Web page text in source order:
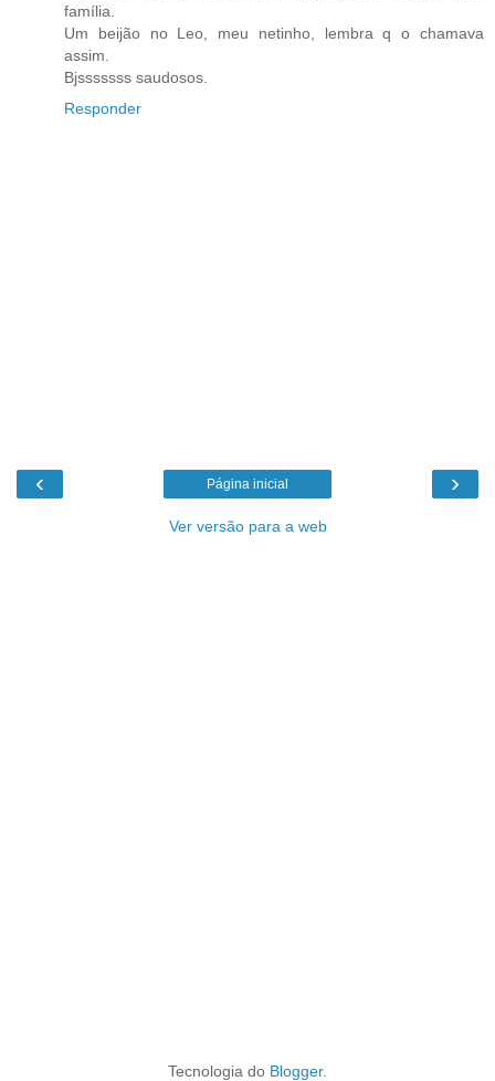
família.
Um beijão no Leo, meu netinho, lembra q o chamava
assim.
Bjsssssss saudosos.
Responder
‹ ›
Página inicial
Ver versão para a web
Tecnologia do Blogger.